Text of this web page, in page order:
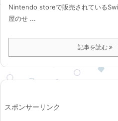
Nintendo storeで販売されている
屋のせ ...
記事を読む
スポンサーリンク